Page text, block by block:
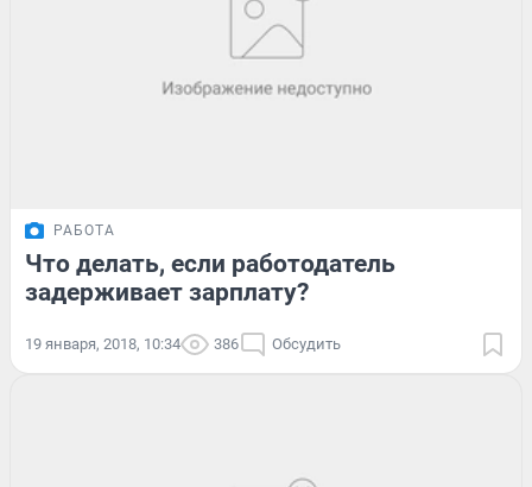
РАБОТА
Что делать, если работодатель
задерживает зарплату?
19 января, 2018, 10:34 386 Обсудить